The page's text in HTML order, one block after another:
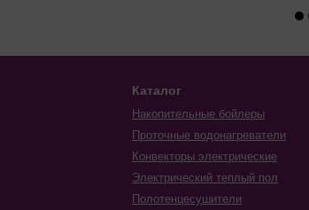
Каталог
Накопительные бойлеры
Проточные водонагреватели
Конвекторы электрические
Электрический теплый пол
Полотенцесушители